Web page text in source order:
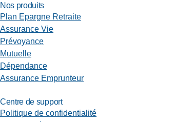
Nos produits
Plan Epargne Retraite
Assurance Vie
Prévoyance
Mutuelle
Dépendance
Assurance Emprunteur
Centre de support
Politique de confidentialité